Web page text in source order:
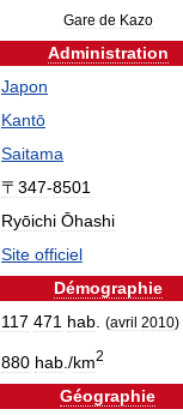
Gare de Kazo
Administration
Japon
Kantō
Saitama
〒347-8501
Ryōichi Ōhashi
Site officiel
Démographie
117 471 hab (avril 2010)
880 hab ./km2
Géographie